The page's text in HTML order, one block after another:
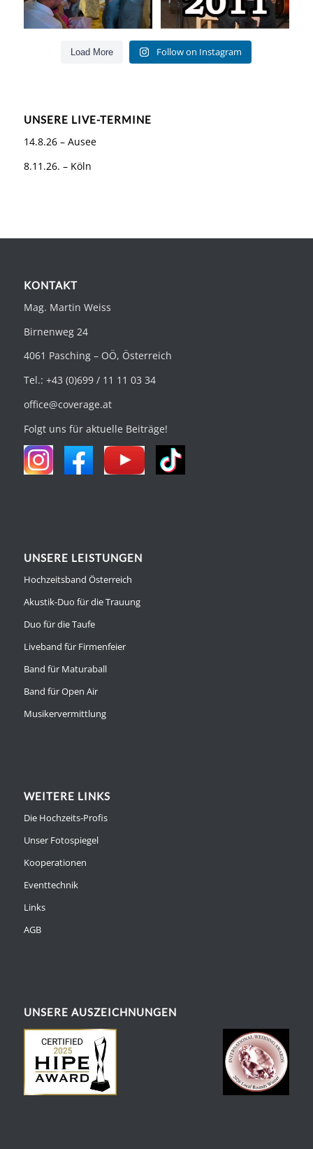
Load More Follow on Instagram
UNSERE LIVE-TERMINE
14.8.26 – Ausee
8.11.26. – Köln
KONTAKT
Mag. Martin Weiss
Birnenweg 24
4061 Pasching – OÖ, Österreich
Tel.: +43 (0)699 / 11 11 03 34
office@coverage.at
Folgt uns für aktuelle Beiträge!
UNSERE LEISTUNGEN
Hochzeitsband Österreich
Akustik-Duo für die Trauung
Duo für die Taufe
Liveband für Firmenfeier
Band für Maturaball
Band für Open Air
Musikervermittlung
WEITERE LINKS
Die Hochzeits-Profis
Unser Fotospiegel
Kooperationen
Eventtechnik
Links
AGB
UNSERE AUSZEICHNUNGEN